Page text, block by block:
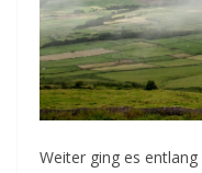
Weiter ging es